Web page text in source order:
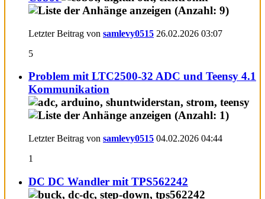
Letzter Beitrag von samlevy0515 26.02.2026 03:07
5
Problem mit LTC2500-32 ADC und Teensy 4.1
Kommunikation
Letzter Beitrag von samlevy0515 04.02.2026 04:44
1
DC DC Wandler mit TPS562242